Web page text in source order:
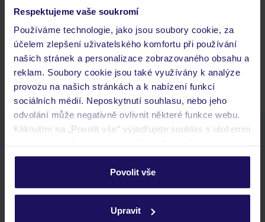
Respektujeme vaše soukromí
Používáme technologie, jako jsou soubory cookie, za
účelem zlepšení uživatelského komfortu při používání
našich stránek a personalizace zobrazovaného obsahu a
reklam. Soubory cookie jsou také využívány k analýze
provozu na našich stránkách a k nabízení funkcí
sociálních médií. Neposkytnutí souhlasu, nebo jeho
odvolání může negativně ovlivnit některé funkce webu.
Kliknutím na „Povolit vše“ vyjadřujete souhlas s uložením
personalizovat v sekci „Personalizace“.
Podrobné informace o souborech cookie naleznete v
ochrany osobních údajů.
Povolit vše
Upravit
Jaké doklady jsou potřebné při cestování?
Budeme ubytováni ihned po příjezdu do hotelu?
Kam jít po přistání a vyzvednutí zavazadel?
Zobrazit další
Stáhněte si bezplatnou aplikaci TUI
historie vyhledávání a naposledy zobrazené nabídky
kontakt s TUI a všechny informace o tvé rezervaci v myTUI